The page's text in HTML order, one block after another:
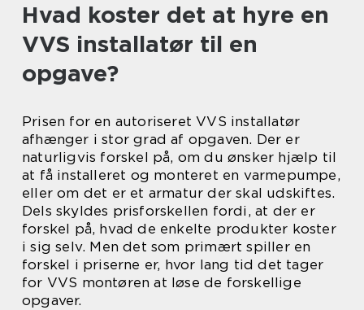
Hvad koster det at hyre en
VVS installatør til en
opgave?
Prisen for en autoriseret VVS installatør
afhænger i stor grad af opgaven. Der er
naturligvis forskel på, om du ønsker hjælp til
at få installeret og monteret en varmepumpe,
eller om det er et armatur der skal udskiftes.
Dels skyldes prisforskellen fordi, at der er
forskel på, hvad de enkelte produkter koster
i sig selv. Men det som primært spiller en
forskel i priserne er, hvor lang tid det tager
for VVS montøren at løse de forskellige
opgaver.